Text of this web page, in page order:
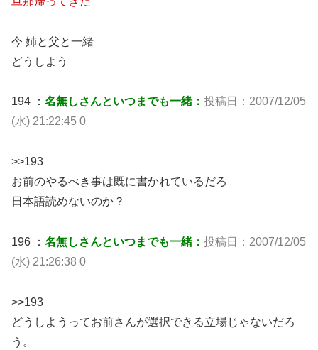
今 姉と父と一緒
どうしよう
194 ： 名無しさんといつまでも一緒： 投稿日：2007/12/05
(水) 21:22:45 0
>>193
お前のやるべき事は既に書かれているだろ
日本語読めないのか？
196 ： 名無しさんといつまでも一緒： 投稿日：2007/12/05
(水) 21:26:38 0
>>193
どうしようってお前さんが選択できる立場じゃないだろ
う。